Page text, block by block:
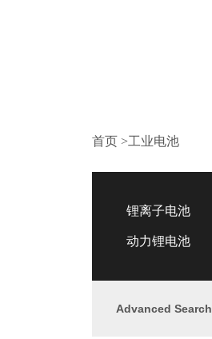
首页 >工业电池
锂离子电池
动力锂电池
Advanced Search